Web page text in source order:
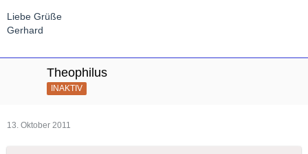
Liebe Grüße
Gerhard
Theophilus
INAKTIV
13. Oktober 2011